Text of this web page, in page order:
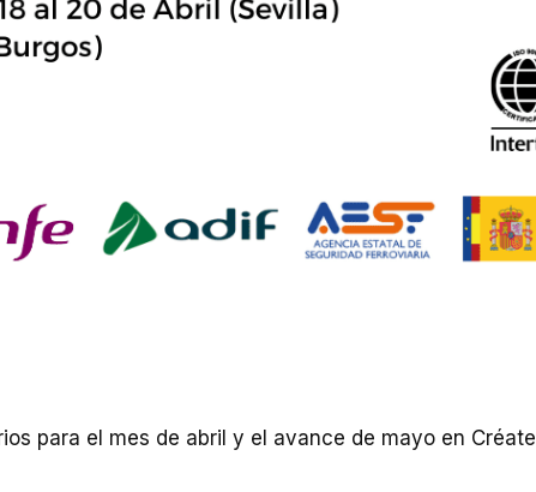
para el mes de abril y el avance de mayo en Créate